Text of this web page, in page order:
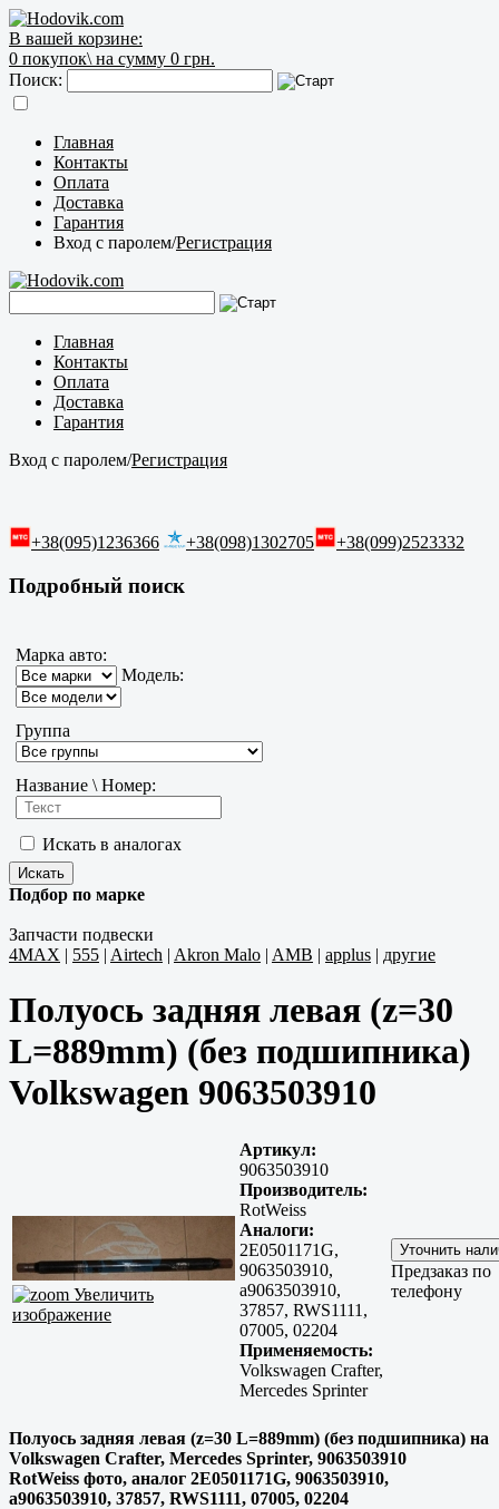
В вашей корзине:
0 покупок\ на сумму 0 грн.
Поиск:
Главная
Контакты
Оплата
Доставка
Гарантия
Вход с паролем/Регистрация
Главная
Контакты
Оплата
Доставка
Гарантия
Вход с паролем/Регистрация
+38(095)1236366 +38(098)1302705 +38(099)2523332
Подробный поиск
Марка авто:
Модель:
Группа
Название \ Номер:
Искать в аналогах
Подбор по марке
Запчасти подвески
4MAX | 555 | Airtech | Akron Malo | AMB | applus | другие
Полуось задняя левая (z=30
L=889mm) (без подшипника)
Volkswagen 9063503910
Увеличить
изображение
Артикул:
9063503910
Производитель:
RotWeiss
Аналоги:
2E0501171G,
9063503910,
a9063503910,
37857, RWS1111,
07005, 02204
Применяемость:
Volkswagen Crafter,
Mercedes Sprinter
Предзаказ по
телефону
Полуось задняя левая (z=30 L=889mm) (без подшипника) на
Volkswagen Crafter, Mercedes Sprinter, 9063503910
RotWeiss фото, аналог 2E0501171G, 9063503910,
a9063503910, 37857, RWS1111, 07005, 02204